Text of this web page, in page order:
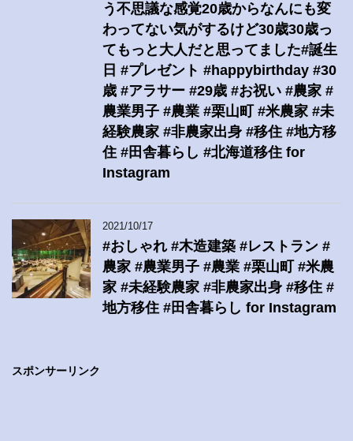
う不思議な感覚20歳からなんにも変
わってない気がするけど30歳30歳っ
てもっと大人だと思ってました#誕生
日 #プレゼント #happybirthday #30
歳 #アラサー #29歳 #お祝い #農家 #
農業男子 #農業 #栗山町 #米農家 #未
経験農家 #非農家出身 #移住 #地方移
住 #田舎暮らし #北海道移住 for
Instagram
2021/10/17
#おしゃれ #木造建築 #レストラン #
農家 #農業男子 #農業 #栗山町 #米農
家 #未経験農家 #非農家出身 #移住 #
地方移住 #田舎暮らし for Instagram
スポンサーリンク